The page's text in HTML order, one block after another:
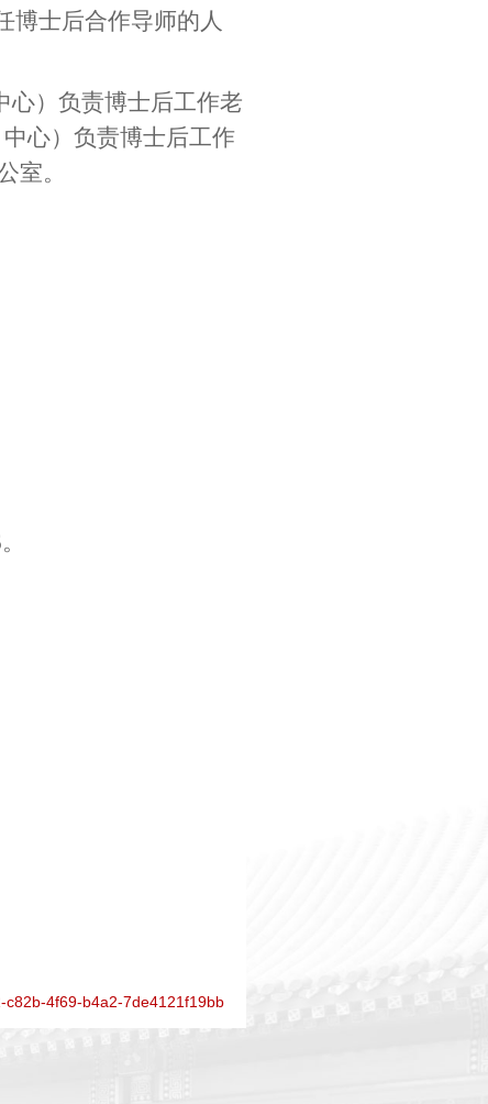
博士后合作导师的人
心）负责博士后工作老
心）负责博士后工作
室。
。
c82b-4f69-b4a2-7de4121f19bb